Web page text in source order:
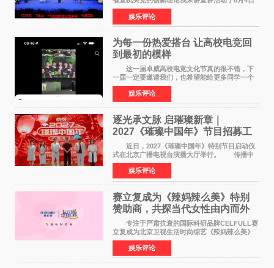
至5日在昆明举办。活动以 "牢记嘱托 感恩奋进
开创云南发展新局面 "为主题，坚持以新时代中国
特色社会主义
娱乐评论
为每一份热爱搭台 让高校电竞回
到最初的模样
这一届卓威高校电竞文化节真的很不错，下
一届一定要邀请我们，也希望能给更多同学一个
来到现场的机会。 2026卓威高校电竞文化节
已经落下帷幕，在活动结束后，仍有不少高校电
竞社负责人和现
娱乐评论
逐光承文脉 启璀璨新章｜
2027《璀璨中国年》节目招募工
作圆满启动
近日，2027《璀璨中国年》特别节目启动仪
式在北京广播电视台演播大厅举行。 传播中
华优秀传统文化，弘扬纯正国风艺术，打造高规
格、高质感、正能量的文艺盛典，是璀璨中国年
矢志不渝的初心
娱乐评论
赛立复成为《辣妈辣么美》特别
赞助商，共探当代女性由内而外
活力美
专注于严肃抗衰的国际科研品牌CELFULL赛
立复成为北京卫视生活时尚综艺《辣妈辣么美》
的特别赞助商,明星辣妈袁咏仪倾情参与，向广大
都市女性传递健康生活新主张，寄语当代女性在
家庭与自我之间
娱乐评论